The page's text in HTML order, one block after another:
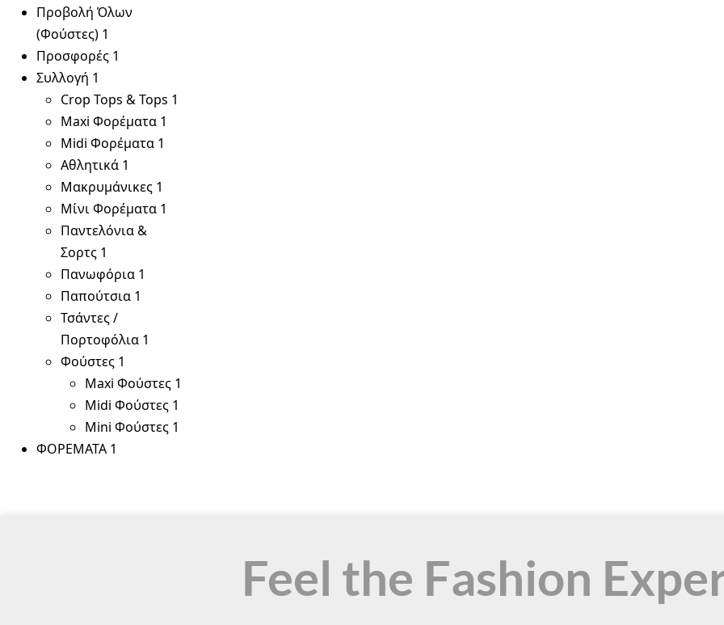
Προβολή Όλων
(Φούστες) 1
Προσφορές 1
Συλλογή 1
Crop Tops & Tops 1
Maxi Φορέματα 1
Midi Φορέματα 1
Αθλητικά 1
Μακρυμάνικες 1
Μίνι Φορέματα 1
Παντελόνια &
Σορτς 1
Πανωφόρια 1
Παπούτσια 1
Τσάντες /
Πορτοφόλια 1
Φούστες 1
Maxi Φούστες 1
Midi Φούστες 1
Mini Φούστες 1
ΦΟΡΕΜΑΤΑ 1
Feel the Fashion